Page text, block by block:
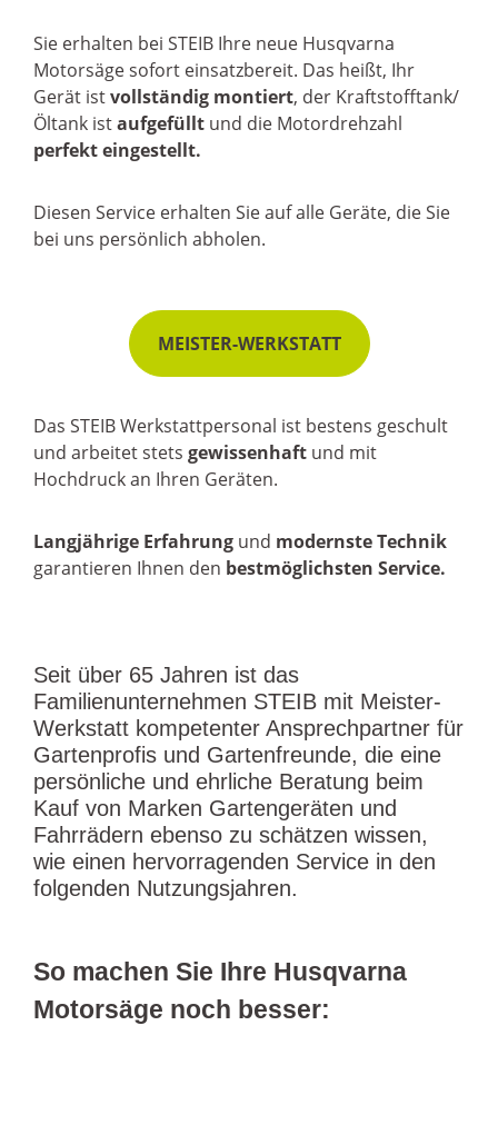
Sie erhalten bei STEIB Ihre neue Husqvarna
Motorsäge sofort einsatzbereit. Das heißt, Ihr
Gerät istvollständig montiert, der Kraftstofftank/
Öltank istaufgefüllt und die Motordrehzahl
perfekt eingestellt.
Diesen Service erhalten Sie auf alle Geräte, die Sie
bei uns persönlich abholen.
MEISTER-WERKSTATT
Das STEIB Werkstattpersonal ist bestens geschult
und arbeitet stets gewissenhaft und mit
Hochdruck an Ihren Geräten.
Langjährige Erfahrung und modernste Technik
garantieren Ihnen den bestmöglichsten Service.
Seit über 65 Jahren ist das
Familienunternehmen STEIB mit Meister-
Werkstatt kompetenter Ansprechpartner für
Gartenprofis und Gartenfreunde, die eine
persönliche und ehrliche Beratung beim
Kauf von Marken Gartengeräten und
Fahrrädern ebenso zu schätzen wissen,
wie einen hervorragenden Service in den
folgenden Nutzungsjahren.
So machen Sie Ihre Husqvarna
Motorsäge noch besser: